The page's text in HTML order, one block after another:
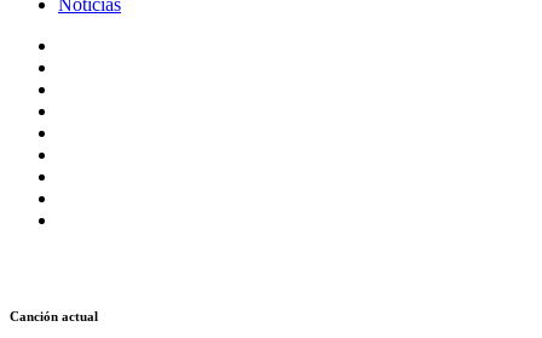
Noticias
Canción actual